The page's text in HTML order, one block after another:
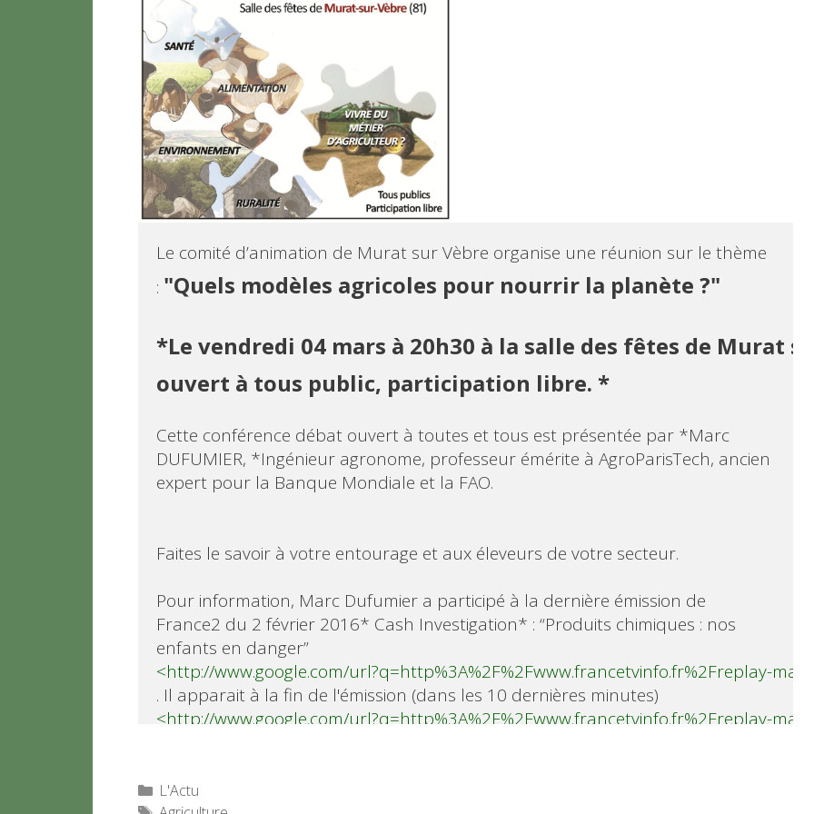
Le comité d’animation de Murat sur Vèbre organise une réunion sur le thème
:
*Le vendredi 04 mars à 20h30 à la salle des fêtes de Murat
ouvert à tous public, participation libre. *
Cette conférence débat ouvert à toutes et tous est présentée par *Marc
DUFUMIER, *Ingénieur agronome, professeur émérite à AgroParisTech, ancien
expert pour la Banque Mondiale et la FAO.
Faites le savoir à votre entourage et aux éleveurs de votre secteur.
Pour information, Marc Dufumier a participé à la dernière émission de
France2 du 2 février 2016* Cash Investigation* : “Produits chimiques : nos
<http://www.google.com/url?q=http%3A%2F%2Fwww.francetvinfo.fr%2Freplay-
<http://www.google.com/url?q=http%3A%2F%2Fwww.francetvinfo.fr%2Freplay-
Catégories
L'Actu